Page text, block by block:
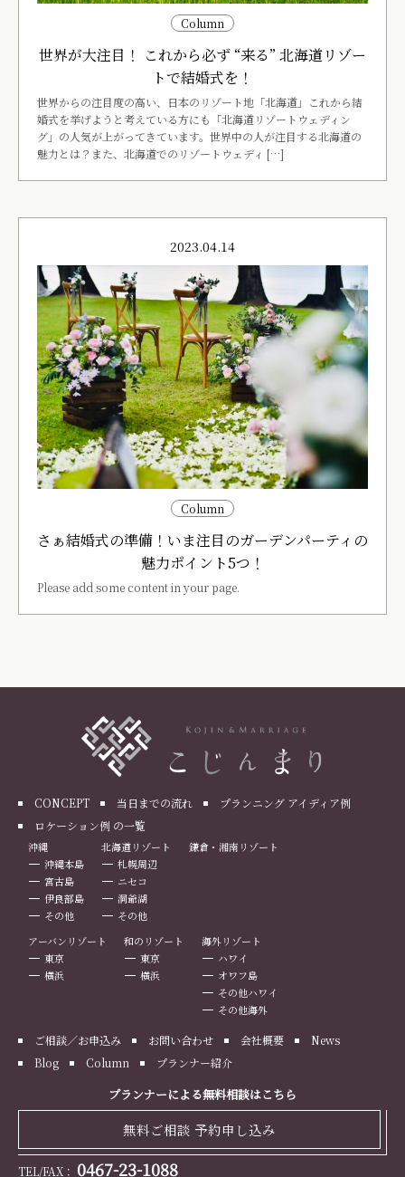
Column
世界が大注目！ これから必ず “来る” 北海道リゾー
トで結婚式を！
世界からの注目度の高い、日本のリゾート地「北海道」これから結
婚式を挙げようと考えている方にも「北海道リゾートウェディン
グ」の人気が上がってきています。世界中の人が注目する北海道の
魅力とは？また、北海道でのリゾートウェディ […]
2023.04.14
Column
さぁ結婚式の準備！いま注目のガーデンパーティの
魅力ポイント5つ！
Please add some content in your page.
CONCEPT 当日までの流れ
プランニング アイディア例
ロケーション例 の一覧
沖縄
沖縄本島
宮古島
伊良部島
その他
北海道リゾート
札幌周辺
ニセコ
洞爺湖
その他
鎌倉・湘南リゾート
アーバンリゾート
東京
横浜
和のリゾート
東京
横浜
海外リゾート
ハワイ
オワフ島
その他ハワイ
その他海外
ご相談／お申込み お問い合わせ 会社概要
News
Blog
Column プランナー紹介
プランナーによる無料相談はこちら
無料ご相談 予約申し込み
TEL/FAX： 0467-23-1088